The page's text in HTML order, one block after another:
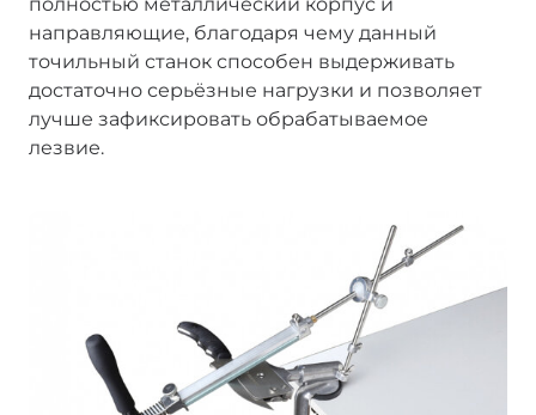
направляющие, благодаря чему данный
точильный станок способен выдерживать
достаточно серьёзные нагрузки и позволяет
лучше зафиксировать обрабатываемое
лезвие.